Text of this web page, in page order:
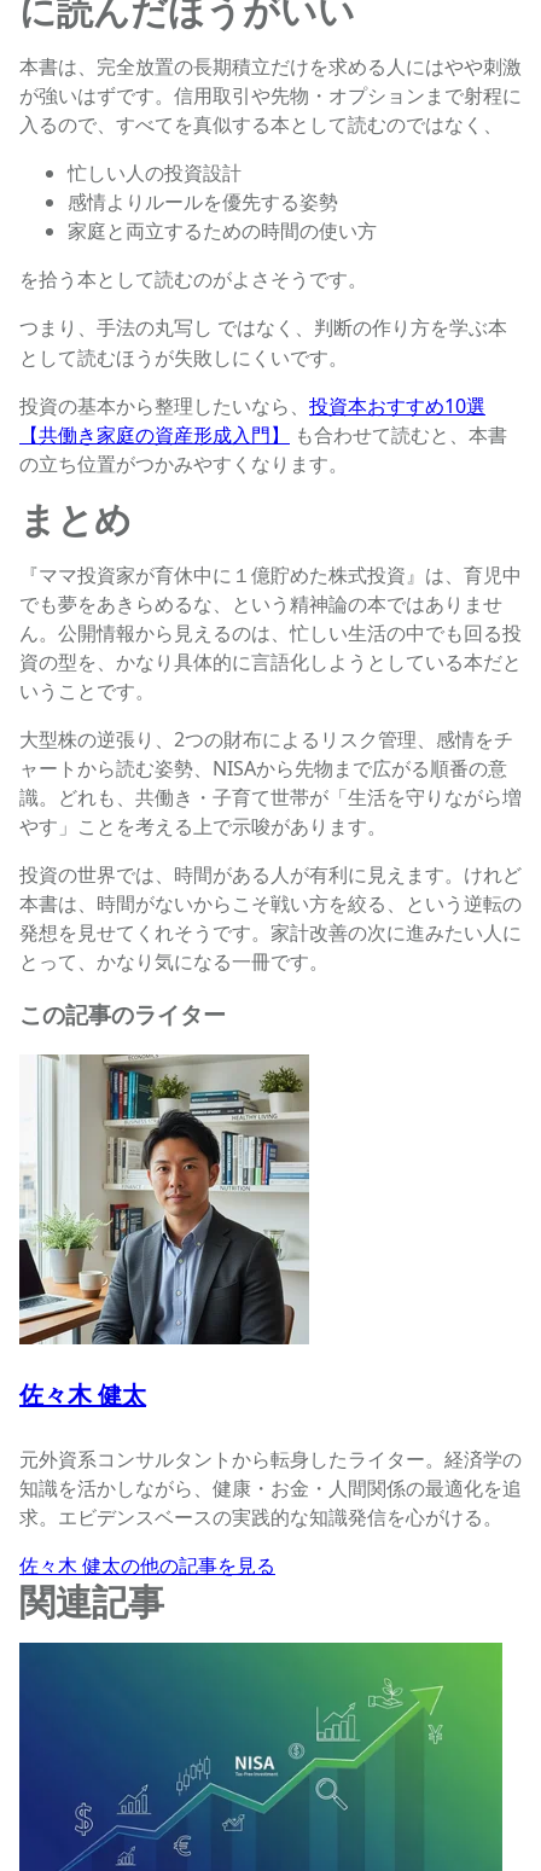
に読んだほうがいい
本書は、完全放置の長期積立だけを求める人にはやや刺激
が強いはずです。信用取引や先物・オプションまで射程に
入るので、すべてを真似する本として読むのではなく、
忙しい人の投資設計
感情よりルールを優先する姿勢
家庭と両立するための時間の使い方
を拾う本として読むのがよさそうです。
つまり、 手法の丸写し ではなく、 判断の作り方を学ぶ本
として読むほうが失敗しにくいです。
投資の基本から整理したいなら、 投資本おすすめ10選
【共働き家庭の資産形成入門】
も合わせて読むと、本書
の立ち位置がつかみやすくなります。
まとめ
『ママ投資家が育休中に１億貯めた株式投資』は、育児中
でも夢をあきらめるな、という精神論の本ではありませ
ん。公開情報から見えるのは、忙しい生活の中でも回る投
資の型を、かなり具体的に言語化しようとしている本だと
いうことです。
大型株の逆張り、2つの財布によるリスク管理、感情をチ
ャートから読む姿勢、NISAから先物まで広がる順番の意
識。どれも、共働き・子育て世帯が「生活を守りながら増
やす」ことを考える上で示唆があります。
投資の世界では、時間がある人が有利に見えます。けれど
本書は、時間がないからこそ戦い方を絞る、という逆転の
発想を見せてくれそうです。家計改善の次に進みたい人に
とって、かなり気になる一冊です。
この記事のライター
佐々木 健太
元外資系コンサルタントから転身したライター。経済学の
知識を活かしながら、健康・お金・人間関係の最適化を追
求。エビデンスベースの実践的な知識発信を心がける。
佐々木 健太の他の記事を見る
関連記事